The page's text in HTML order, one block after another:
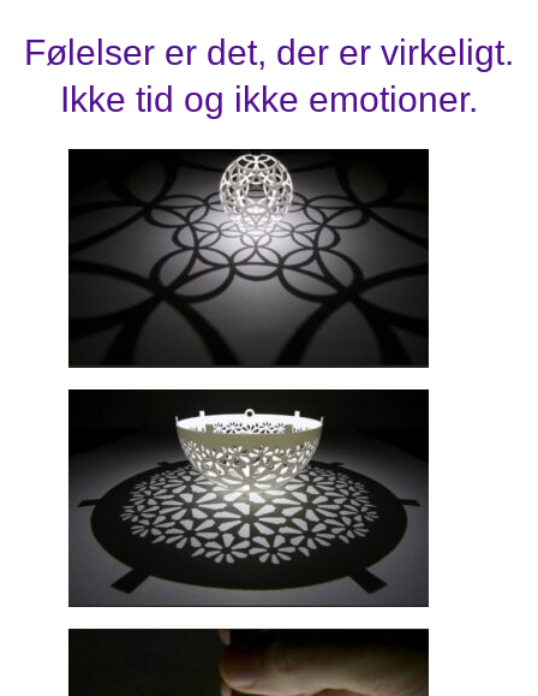
Følelser er det, der er virkeligt.
Ikke tid og ikke emotioner.